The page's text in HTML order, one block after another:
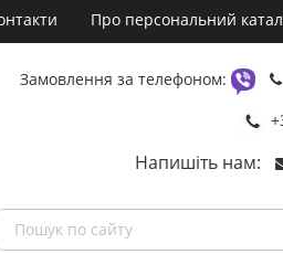
Про персональний
Замовлення за телефоном:
Напишіть нам: